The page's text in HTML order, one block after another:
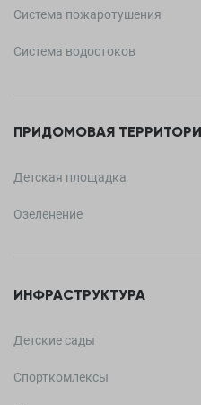
Система пожаротушения
Система водостоков
ПРИДОМОВАЯ
Детская площадка
Озеленение
ИНФРАСТРУКТУРА
Детские сады
Спорткомлексы